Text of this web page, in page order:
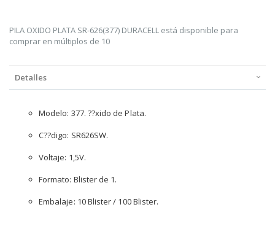
PILA OXIDO PLATA SR-626(377) DURACELL está disponible para
comprar en múltiplos de 10
Detalles
Modelo: 377. ??xido de Plata.
C??digo: SR626SW.
Voltaje: 1,5V.
Formato: Blister de 1.
Embalaje: 10 Blister / 100 Blister.